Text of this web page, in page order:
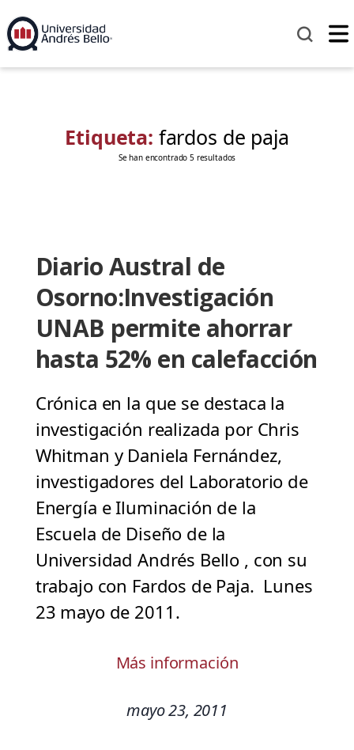
Etiqueta: fardos de paja
Se han encontrado 5 resultados
Diario Austral de
Osorno:Investigación
UNAB permite ahorrar
hasta 52% en calefacción
Crónica en la que se destaca la
investigación realizada por Chris
Whitman y Daniela Fernández,
investigadores del Laboratorio de
Energía e Iluminación de la
Escuela de Diseño de la
Universidad Andrés Bello , con su
trabajo con Fardos de Paja. Lunes
23 mayo de 2011.
Más información
mayo 23, 2011